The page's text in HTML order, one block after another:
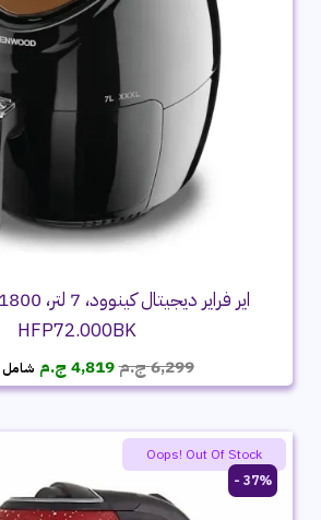
HFP72.000BK
6,299ج.مالسعر
الأصلي
6,299 ج.م.
4,819 ج.م السعر
الحالي
4,819
شامل
37% -
Oops! Out Of Stock